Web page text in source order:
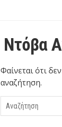
Ντόβα
Φαίνεται ότι
αναζήτηση.
Αναζήτηση